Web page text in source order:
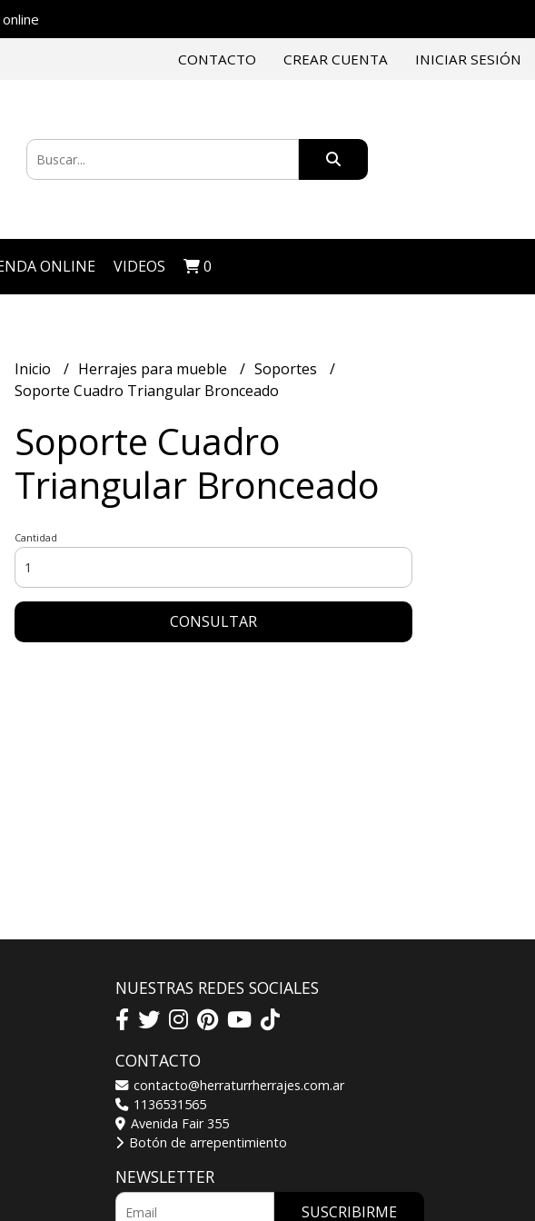
CONTACTO CREAR CUENTA INICIAR SESIÓN
ONLINE VIDEOS 0
Inicio Herrajes para mueble
Soportes
Soporte Cuadro Triangular Bronceado
Soporte Cuadro
Triangular Bronceado
Cantidad
CONSULTAR
NUESTRAS REDES SOCIALES
CONTACTO
contacto@herraturrherrajes.com.ar
1136531565
Avenida Fair 355
Botón de arrepentimiento
NEWSLETTER
SUSCRIBIRME